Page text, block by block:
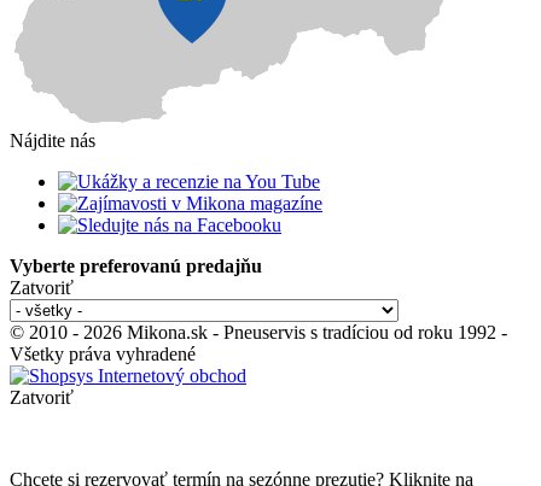
Nájdite nás
Vyberte preferovanú predajňu
Zatvoriť
© 2010 - 2026 Mikona.sk - Pneuservis s tradíciou od roku 1992 -
Všetky práva vyhradené
Zatvoriť
Chcete si rezervovať termín na sezónne prezutie? Kliknite na